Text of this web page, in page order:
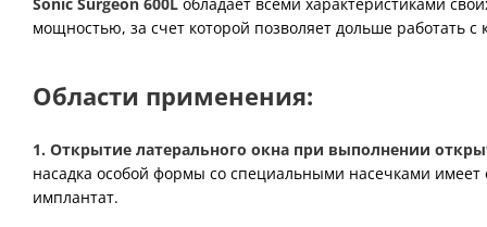
мощностью, за счет которой позволяет дольше работать
Области применения:
1. Открытие латерального окна при выполнении
насадка особой формы со специальными насечками
имплантат.